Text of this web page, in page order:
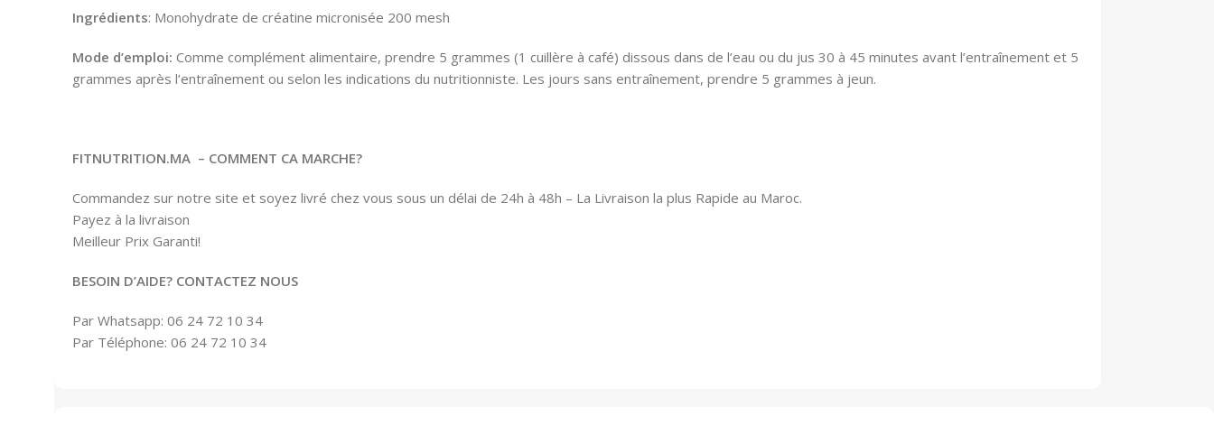
Ingrédients: Monohydrate de créatine micronisée 200 mesh
Mode d’emploi: Comme complément alimentaire, prendre 5 grammes (1 cuillère à café) dissous dans de l’eau ou du jus 30 à 45 minutes avant l’entraînement et 5
grammes après l’entraînement ou selon les indications du nutritionniste. Les jours sans entraînement, prendre 5 grammes à jeun.
FITNUTRITION.MA – COMMENT CA MARCHE?
Commandez sur notre site et soyez livré chez vous sous un délai de 24h à 48h – La Livraison la plus Rapide au Maroc.
Payez à la livraison
Meilleur Prix Garanti!
BESOIN D’AIDE? CONTACTEZ NOUS
Par Whatsapp: 06 24 72 10 34
Par Téléphone: 06 24 72 10 34